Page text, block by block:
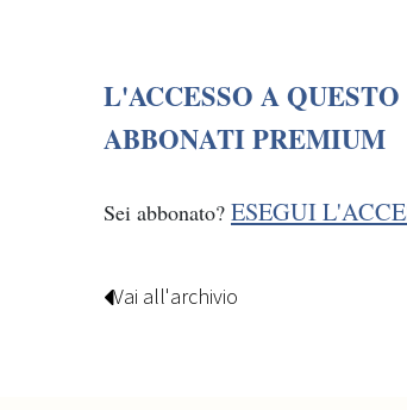
L'ACCESSO A
ABBONATI PREMIUM
Sei abbonato? ESEGUI
Vai all'archivio